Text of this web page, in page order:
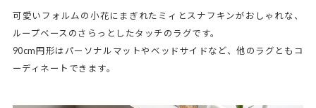
可愛いフォルムの小花にまぎれたミィとスナフキンがおしゃれな、
ループベースのさらっとしたタッチのラグです。
90cm円形はパーソナルマットやベッドサイドなど、他のラグともコ
ーディネートできます。